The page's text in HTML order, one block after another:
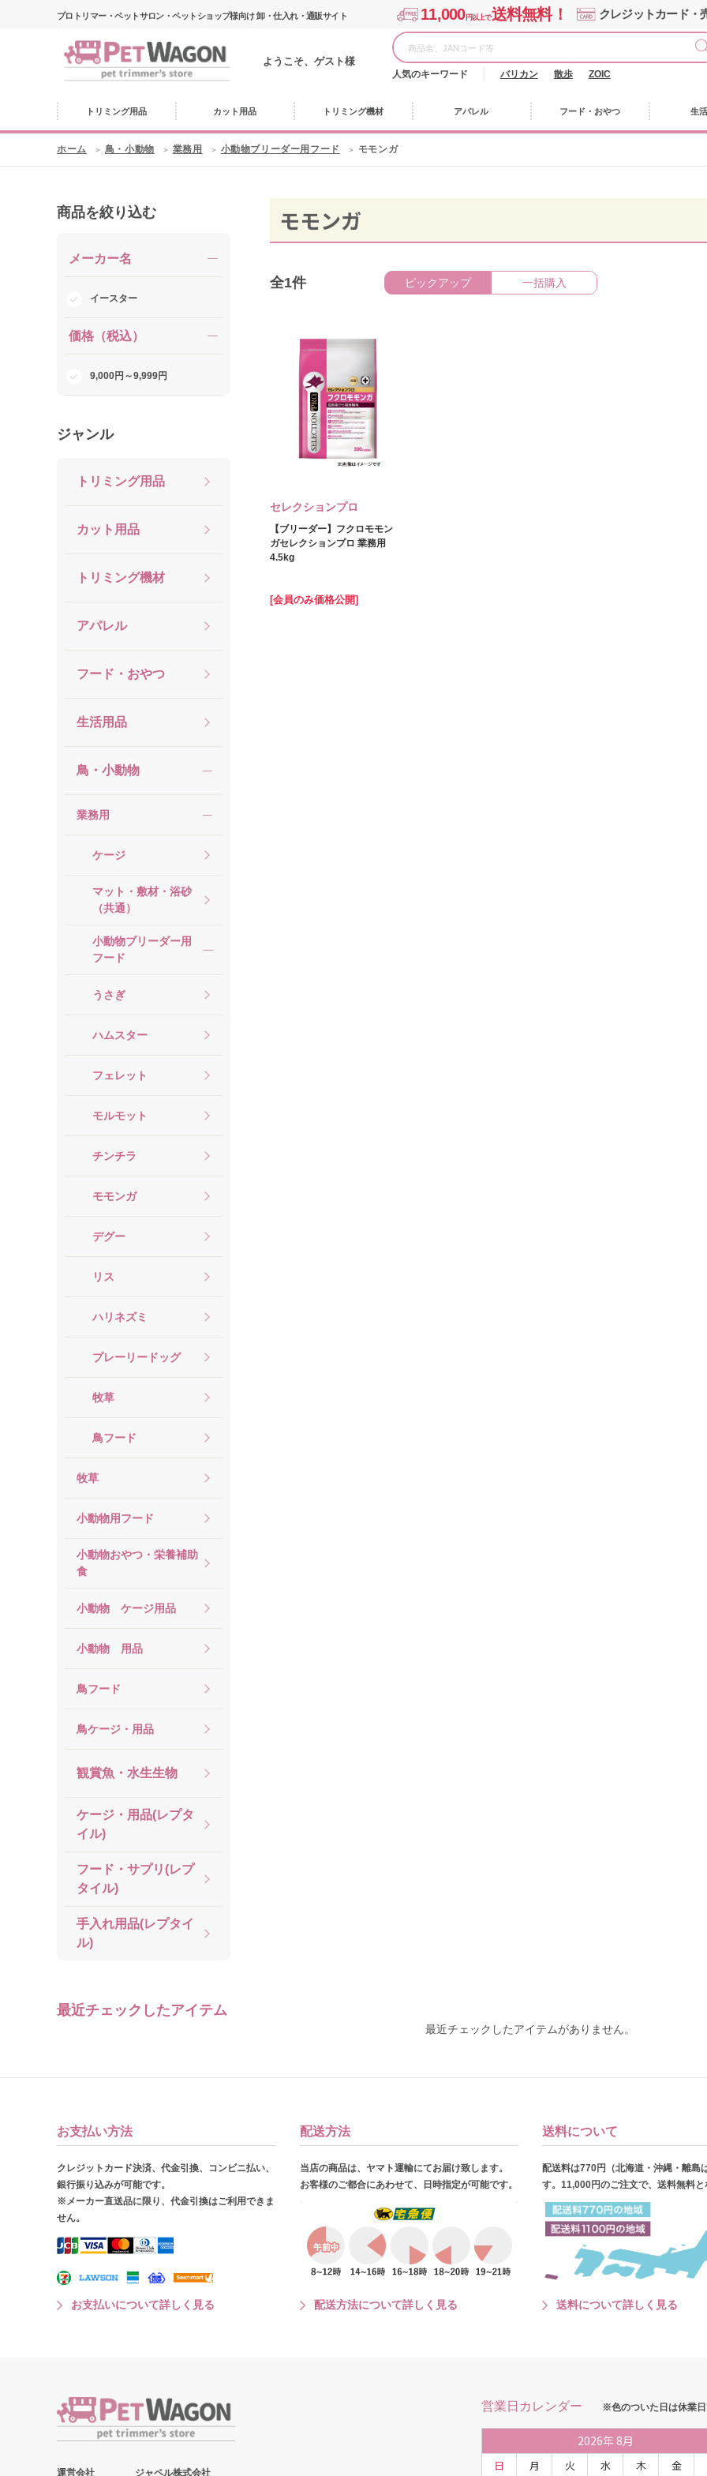
プロトリマー・ペットサロン・ペットショップ様向け 卸・仕入れ・通販サイト 11,000円以上で送料無料！ クレジットカード・
ようこそ、ゲスト様
人気のキーワード バリカン 散歩 ZOIC
トリミング用品 カット用品 トリミング機材 アパレル フード・おやつ 生
ホーム 鳥・小動物 業務用 小動物ブリーダー用フード モモンガ
商品を絞り込む
メーカー名
イースター
価格（税込）
9,000円～9,999円
ジャンル
トリミング用品
カット用品
トリミング機材
アパレル
フード・おやつ
生活用品
鳥・小動物
業務用
ケージ
マット・敷材・浴砂
（共通）
小動物ブリーダー用
フード
うさぎ
ハムスター
フェレット
モルモット
チンチラ
モモンガ
デグー
リス
ハリネズミ
プレーリードッグ
牧草
鳥フード
牧草
小動物用フード
小動物おやつ・栄養補助
食
小動物 ケージ用品
小動物 用品
鳥フード
鳥ケージ・用品
観賞魚・水生生物
ケージ・用品(レプタ
イル)
フード・サプリ(レプ
タイル)
手入れ用品(レプタイ
ル)
モモンガ
全1件 ピックアップ 一括購入
セレクションプロ
【ブリーダー】フクロモモン
ガセレクションプロ 業務用
4.5kg
[会員のみ価格公開]
最近チェックしたアイテム
最近チェックしたアイテムがありません。
お支払い方法
クレジットカード決済、代金引換、コンビニ払い、
銀行振り込みが可能です。
※メーカー直送品に限り、代金引換はご利用できま
せん。
お支払いについて詳しく見る
配送方法
当店の商品は、ヤマト運輸にてお届け致します。
お客様のご都合にあわせて、日時指定が可能です。
配送方法について詳しく見る
送料について
配送料は770円（北海道・沖縄・離島
す。11,000円のご注文で、送料無料と
送料について詳しく見る
運営会社 ジャペル株式会社
営業日カレンダー ※色のついた日は休業日
2026年 8月
日 月 火 水 木 金